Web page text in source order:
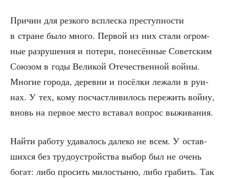
При­чин для рез­ко­го всплес­ка пре­ступ­но­сти
в стране было мно­го. Пер­вой из них ста­ли огром­
ные раз­ру­ше­ния и поте­ри, поне­сён­ные Совет­ским
Сою­зом в годы Вели­кой Оте­че­ствен­ной вой­ны.
Мно­гие горо­да, дерев­ни и посёл­ки лежа­ли в руи­
нах. У тех, кому посчаст­ли­ви­лось пере­жить вой­ну,
вновь на пер­вое место вста­вал вопрос выживания.
Най­ти рабо­ту уда­ва­лось дале­ко не всем. У остав­
ших­ся без тру­до­устрой­ства выбор был не очень
богат: либо про­сить мило­сты­ню, либо гра­бить. Так